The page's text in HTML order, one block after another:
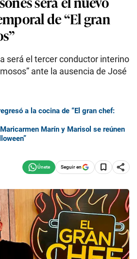
de “El gran
será el tercer conductor interino
ante la ausencia de José
a la cocina de “El gran chef:
Marín y Marisol se reúnen
Seguir en